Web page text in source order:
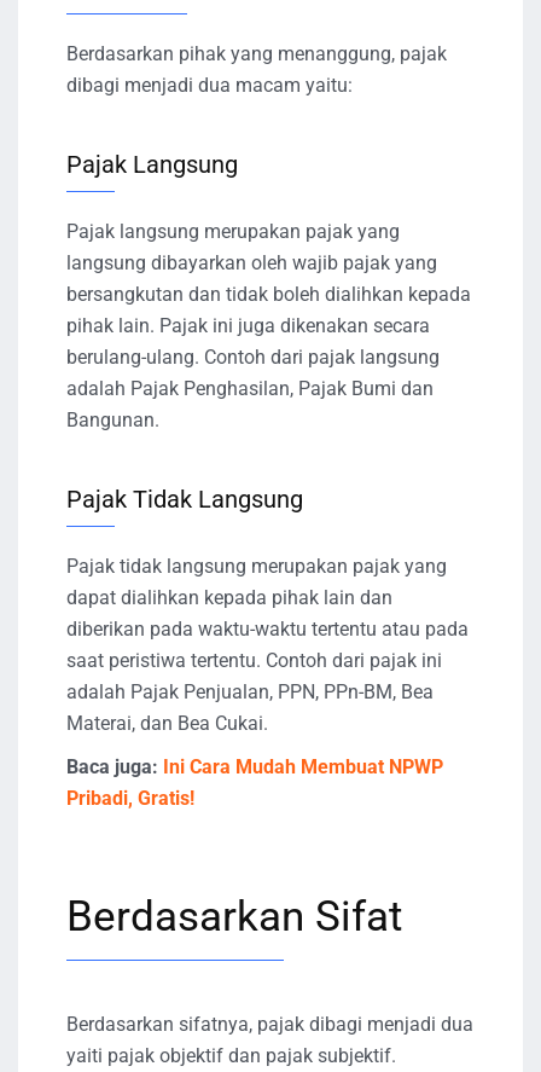
Berdasarkan pihak yang menanggung, pajak
dibagi menjadi dua macam yaitu:
Pajak Langsung
Pajak langsung merupakan pajak yang
langsung dibayarkan oleh wajib pajak yang
bersangkutan dan tidak boleh dialihkan kepada
pihak lain. Pajak ini juga dikenakan secara
berulang-ulang. Contoh dari pajak langsung
adalah Pajak Penghasilan, Pajak Bumi dan
Bangunan.
Pajak Tidak Langsung
Pajak tidak langsung merupakan pajak yang
dapat dialihkan kepada pihak lain dan
diberikan pada waktu-waktu tertentu atau pada
saat peristiwa tertentu. Contoh dari pajak ini
adalah Pajak Penjualan, PPN, PPn-BM, Bea
Materai, dan Bea Cukai.
Baca juga: Ini Cara Mudah Membuat NPWP
Pribadi, Gratis!
Berdasarkan Sifat
Berdasarkan sifatnya, pajak dibagi menjadi dua
yaiti pajak objektif dan pajak subjektif.